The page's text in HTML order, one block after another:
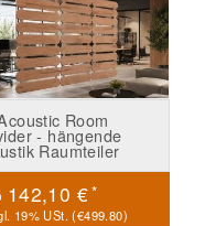
Room
- hängende
Raumteiler
142,10 €*
19% USt. (€499.80)